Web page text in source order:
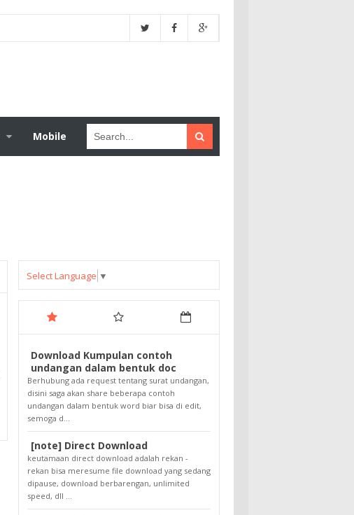
Mobile
Select Language ▼
Download Kumpulan contoh
undangan dalam bentuk doc
Berhubung ada request tentang surat undangan,
disini saga akan share beberapa contoh
undangan dalam bentuk word biar bisa di edit,
semoga d...
[note] Direct Download
keutamaan direct download adalah rekan -
rekan bisa meresume file download yang sedang
dipause, download berbarengan, unlimited
speed, dll ...